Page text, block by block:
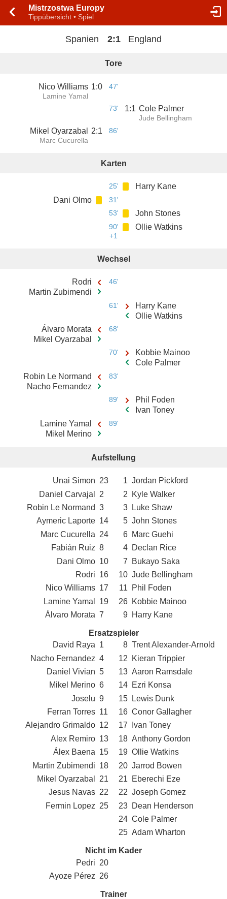
Mistrzostwa Europy
Tippübersicht • Spiel
Spanien 2:1 England
Tore
Nico Williams
Lamine Yamal
1:0 47'
73' 1:1 Cole Palmer
Jude Bellingham
Mikel Oyarzabal
Marc Cucurella
2:1 86'
Karten
25'
Harry Kane
Dani Olmo
31'
53'
John Stones
90'
+1
Ollie Watkins
Wechsel
Rodri
Martin Zubimendi
46'
61'
Harry Kane
Ollie Watkins
Álvaro Morata
Mikel Oyarzabal
68'
70'
Kobbie Mainoo
Cole Palmer
Robin Le Normand
Nacho Fernandez
83'
89'
Phil Foden
Ivan Toney
Lamine Yamal
Mikel Merino
89'
Aufstellung
Unai Simon 23 1 Jordan Pickford
Daniel Carvajal
2 2
Kyle Walker
Robin Le Normand 3 3
Luke Shaw
Aymeric Laporte 14 5 John Stones
Marc Cucurella 24 6 Marc Guehi
Fabián Ruiz 8 4 Declan Rice
Dani Olmo 10 7
Bukayo Saka
Rodri 16 10 Jude Bellingham
Nico Williams 17 11
Phil Foden
Lamine Yamal
19 26 Kobbie Mainoo
Álvaro Morata 7 9 Harry Kane
Ersatzspieler
David Raya 1 8 Trent Alexander-Arnold
Nacho Fernandez 4 12
Kieran Trippier
Daniel Vivian 5 13 Aaron Ramsdale
Mikel Merino 6 14 Ezri Konsa
Joselu 9 15
Lewis Dunk
Ferran Torres 11 16 Conor Gallagher
Alejandro Grimaldo 12 17
Ivan Toney
Alex Remiro 13 18 Anthony Gordon
Álex Baena 15 19 Ollie Watkins
Martin Zubimendi 18 20 Jarrod Bowen
Mikel Oyarzabal
21 21
Eberechi Eze
Jesus Navas 22 22 Joseph Gomez
Fermin Lopez 25 23 Dean Henderson
24 Cole Palmer
25 Adam Wharton
Nicht im Kader
Pedri 20
Ayoze Pérez 26
Trainer